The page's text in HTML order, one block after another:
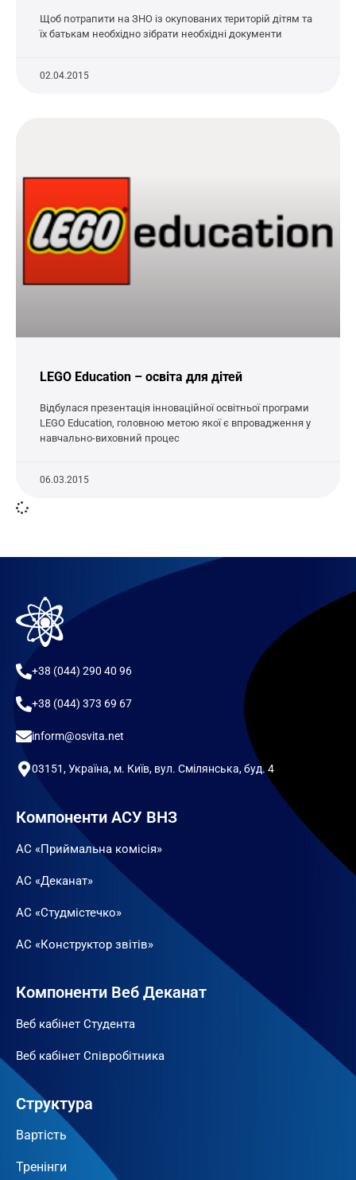
Щоб потрапити на ЗНО із окупованих територій дітям та
їх батькам необхідно зібрати необхідні документи
02.04.2015
LEGO Education – освіта для дітей
Відбулася презентація інноваційної освітньої програми
LEGO Education, головною метою якої є впровадження у
навчально-виховний процес
06.03.2015
+38 (044) 290 40 96
+38 (044) 373 69 67
inform@osvita.net
03151, Україна, м. Київ, вул. Смілянська, буд. 4
Компоненти АСУ ВНЗ
АС «Приймальна комісія»
АС «Деканат»
АС «Студмістечко»
АС «Конструктор звітів»
Компоненти Веб Деканат
Веб кабінет Студента
Веб кабінет Співробітника
Структура
Вартість
Тренінги